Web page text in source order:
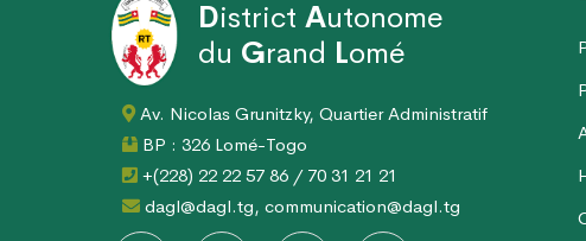
District Autonome
du Grand Lomé
Av. Nicolas Grunitzky, Quartier Administratif
BP : 326 Lomé-Togo
+(228) 22 22 57 86 / 70 31 21 21
dagl@dagl.tg, communication@dagl.tg